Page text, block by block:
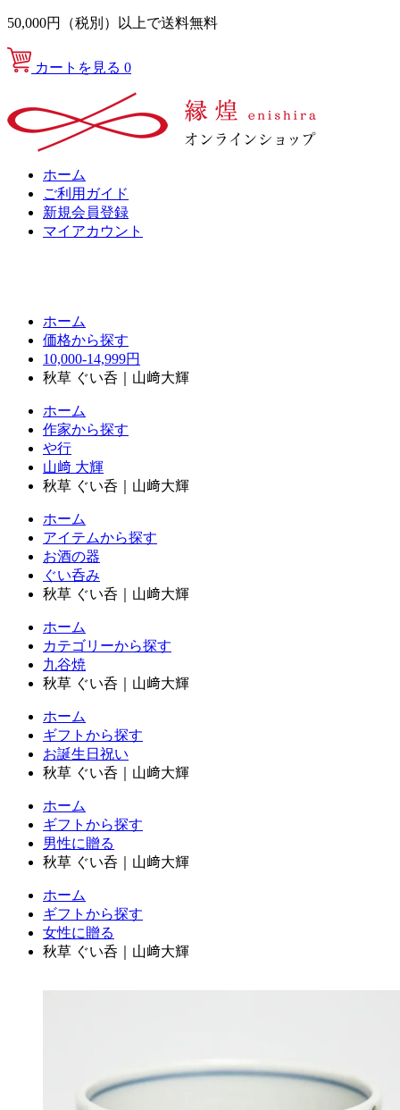
50,000円（税別）以上で送料無料
カートを見る 0
ホーム
ご利用ガイド
新規会員登録
マイアカウント
ホーム
価格から探す
10,000-14,999円
秋草 ぐい呑｜山﨑大輝
ホーム
作家から探す
や行
山﨑 大輝
秋草 ぐい呑｜山﨑大輝
ホーム
アイテムから探す
お酒の器
ぐい呑み
秋草 ぐい呑｜山﨑大輝
ホーム
カテゴリーから探す
九谷焼
秋草 ぐい呑｜山﨑大輝
ホーム
ギフトから探す
お誕生日祝い
秋草 ぐい呑｜山﨑大輝
ホーム
ギフトから探す
男性に贈る
秋草 ぐい呑｜山﨑大輝
ホーム
ギフトから探す
女性に贈る
秋草 ぐい呑｜山﨑大輝